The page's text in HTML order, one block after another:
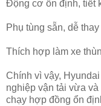
Động cơ ổn định, tiết
Phụ tùng sẵn, dễ
Thích hợp làm xe
Chính vì vậy,
nghiệp vận tải vừa
chạy hợp đồng ổn